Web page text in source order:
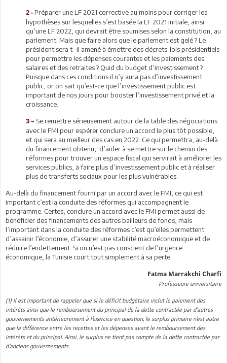
2 - Préparer une LF 2021 corrective au moins pour corriger les
hypothèses sur lesquelles s’est basée la LF 2021 initiale, ainsi
qu’une LF 2022, qui devrait être soumises selon la constitution, au
parlement. Mais que faire alors que le parlement est gelé ? Le
président sera t- il amené à émettre des décrets-lois présidentiels
pour permettre les dépenses courantes et les paiements des
salaires et des retraites ? Quid du budget d’investissement ?
Puisque dans ces conditions il n’y aura pas d’investissement
public, or on sait qu’est-ce que l’investissement public est
important de nos jours pour booster l’investissement privé et la
croissance.
3 – Se remettre sérieusement autour de la table des négociations
avec le FMI pour espérer conclure un accord le plus tôt possible,
et qui sera au meilleur des cas en 2022. Ce qui permettra, au-delà
du financement obtenu, d’aider à se mettre sur le chemin des
réformes pour trouver un espace fiscal qui servirait à améliorer les
services publics, à faire plus d’investissement public et à réaliser
plus de transferts sociaux pour les plus vulnérables.
Au-delà du financement fourni par un accord avec le FMI, ce qui est
important c’est la conduite des réformes qui accompagnent le
programme. Certes, conclure un accord avec le FMI permet aussi de
bénéficier des financements des autres bailleurs de fonds, mais
l’important dans la conduite des réformes c’est qu’elles permettent
d’assainir l’économie, d’assurer une stabilité macroéconomique et de
réduire l’endettement. Si on n’est pas conscient de l’urgence
économique, la Tunisie court tout simplement à sa perte.
Fatma Marrakchi Charfi
Professeure universitaire
(1) Il est important de rappeler que si le déficit budgétaire inclut le paiement des
intérêts ainsi que le remboursement du principal de la dette contractée par d’autres
gouvernements antérieurement à l’exercice en question, le surplus primaire n’est autre
que la différence entre les recettes et les dépenses avant le remboursement des
intérêts et du principal. Ainsi, le surplus ne tient pas compte de la dette contractée par
d’anciens gouvernements.